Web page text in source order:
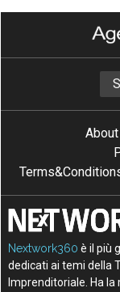
About
Nextwork360 è il più
dedicati ai temi della
Imprenditoriale. Ha